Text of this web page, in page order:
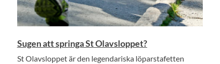
Sugen att springa St Olavsloppet?
St Olavsloppet är den legendariska löparstafetten